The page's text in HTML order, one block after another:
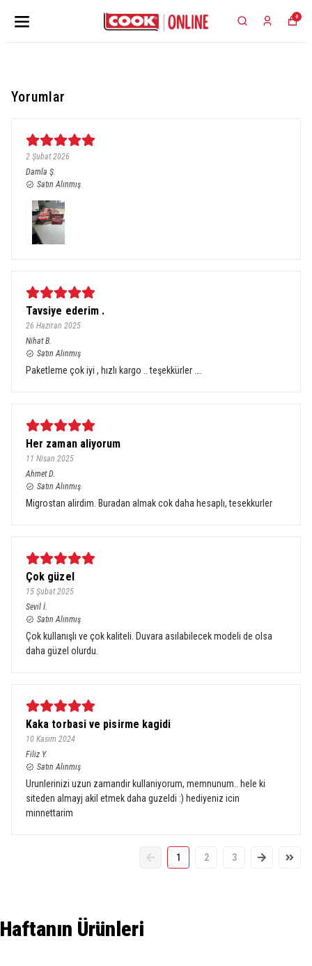
0
Yorumlar
2 Şubat 2026
Damla Ş.
Satın Alınmış
Tavsiye ederim .
26 Haziran 2025
Nihat B.
Satın Alınmış
Paketleme çok iyi , hızlı kargo .. teşekkürler ….
Her zaman aliyorum
11 Nisan 2025
Ahmet D.
Satın Alınmış
Migrostan alirdim. Buradan almak cok daha hesaplı, tesekkurler
Çok güzel
15 Şubat 2025
Sevil İ.
Satın Alınmış
Çok kullanışlı ve çok kaliteli. Duvara asılabilecek modeli de olsa
daha güzel olurdu.
Kaka torbasi ve pisirme kagidi
10 Kasım 2024
Filiz Y.
Satın Alınmış
Urunlerinizi uzun zamandir kullaniyorum, memnunum.. hele ki
siteden almayj akil etmek daha guzeldi :) hediyeniz icin
minnettarim
1 2 3
Haftanın Ürünleri